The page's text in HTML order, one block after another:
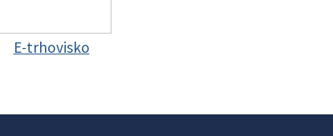
E-trhovisko